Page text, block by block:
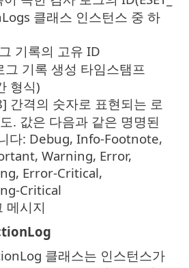
클래스 인스턴스 중 하
기록의 고유 ID
기록 생성 타임스탬프
형식)
간격의 숫자로 표현되는 로
. 값은 다음과 같은 명명된
다: Debug, Info-Footnote,
Warning, Error,
Error-Critical,
Critical
메시지
클래스는 인스턴스가